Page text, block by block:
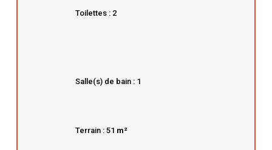
Toilettes : 2
Salle(s) de bain : 1
Terrain : 51 m²